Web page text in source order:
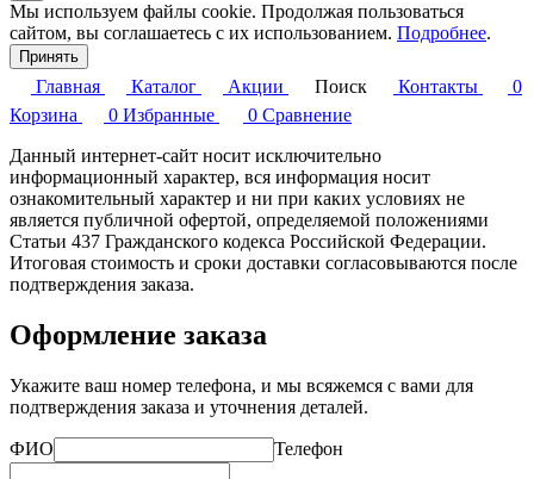
Мы используем файлы cookie. Продолжая пользоваться
сайтом, вы соглашаетесь с их использованием. Подробнее.
Принять
Главная Каталог Акции Поиск Контакты
0
Корзина
0 Избранные 0 Сравнение
Данный интернет-сайт носит исключительно
информационный характер, вся информация носит
ознакомительный характер и ни при каких условиях не
является публичной офертой, определяемой положениями
Статьи 437 Гражданского кодекса Российской Федерации.
Итоговая стоимость и сроки доставки согласовываются после
подтверждения заказа.
Оформление заказа
Укажите ваш номер телефона, и мы всяжемся с вами для
подтверждения заказа и уточнения деталей.
ФИО Телефон